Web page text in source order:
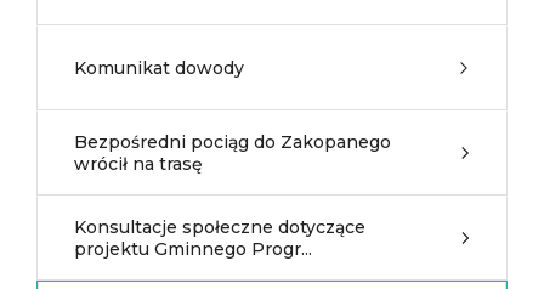
Komunikat dowody
Bezpośredni pociąg do Zakopanego
wrócił na trasę
Konsultacje społeczne dotyczące
projektu Gminnego Progr...